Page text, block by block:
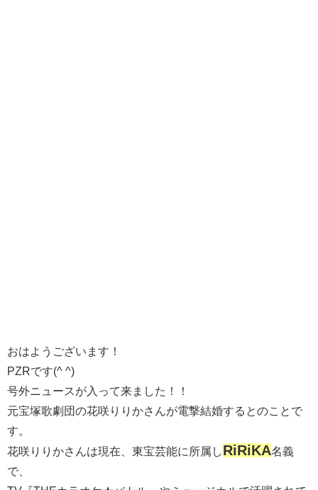
おはようございます！
PZRです(^ ^)
号外ニュースが入って来ました！！
元宝塚歌劇団の花咲りりかさんが電撃結婚するとのことで
す。
花咲りりかさんは現在、東宝芸能に所属し RiRiKA名義
で、